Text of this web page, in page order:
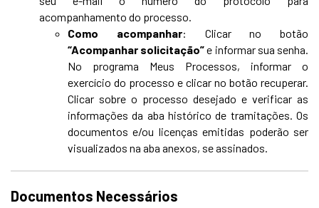
acompanhamento do processo.
Como acompanhar: Clicar no botão
“Acompanhar solicitação”e informar sua senha.
No programa Meus Processos, informar o
exercício do processo e clicar no botão recuperar.
Clicar sobre o processo desejado e verificar as
informações da aba histórico de tramitações. Os
documentos e/ou licenças emitidas poderão ser
visualizados na aba anexos, se assinados.
Documentos Necessários